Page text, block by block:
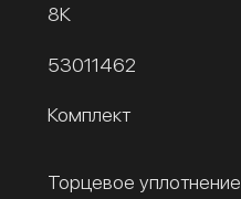
8К
53011462
Комплект
Торцевое уплотнение